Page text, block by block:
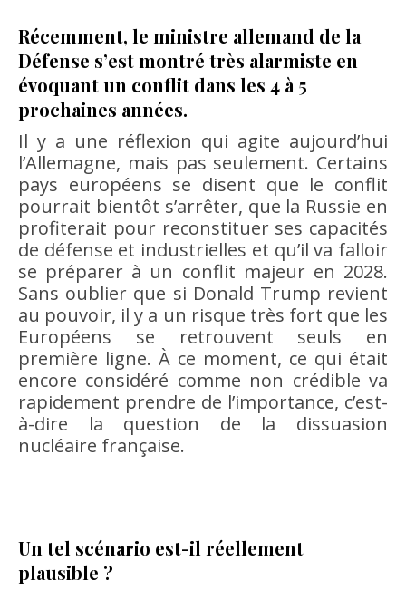
Récemment, le ministre allemand de la
Défense s’est montré très alarmiste en
évoquant un conflit dans les 4 à 5
prochaines années.
Il y a une réflexion qui agite aujourd’hui
l’Allemagne, mais pas seulement. Certains
pays européens se disent que le conflit
pourrait bientôt s’arrêter, que la Russie en
profiterait pour reconstituer ses capacités
de défense et industrielles et qu’il va falloir
se préparer à un conflit majeur en 2028.
Sans oublier que si Donald Trump revient
au pouvoir, il y a un risque très fort que les
Européens se retrouvent seuls en
première ligne. À ce moment, ce qui était
encore considéré comme non crédible va
rapidement prendre de l’importance, c’est-
à-dire la question de la dissuasion
nucléaire française.
Un tel scénario est-il réellement
plausible ?